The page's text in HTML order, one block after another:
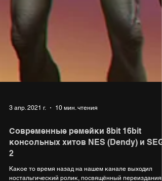
Современные ремейки 8bit 16bit
консольных хитов NES (Dendy) и
2